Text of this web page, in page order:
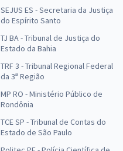
SEJUS ES - Secretaria da Justiça
do Espírito Santo
TJ BA - Tribunal de Justiça do
Estado da Bahia
TRF 3 - Tribunal Regional Federal
da 3ª Região
MP RO - Ministério Público de
Rondônia
TCE SP - Tribunal de Contas do
Estado de São Paulo